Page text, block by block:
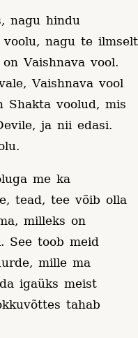
nagu hindu
nagu te ilmselt
Vaishnava vool.
Vaishnava vool
Shakta voolud, mis
ja nii edasi.
me ka
tead, tee võib olla
milleks on
See toob meid
mille ma
igaüks meist
tahab